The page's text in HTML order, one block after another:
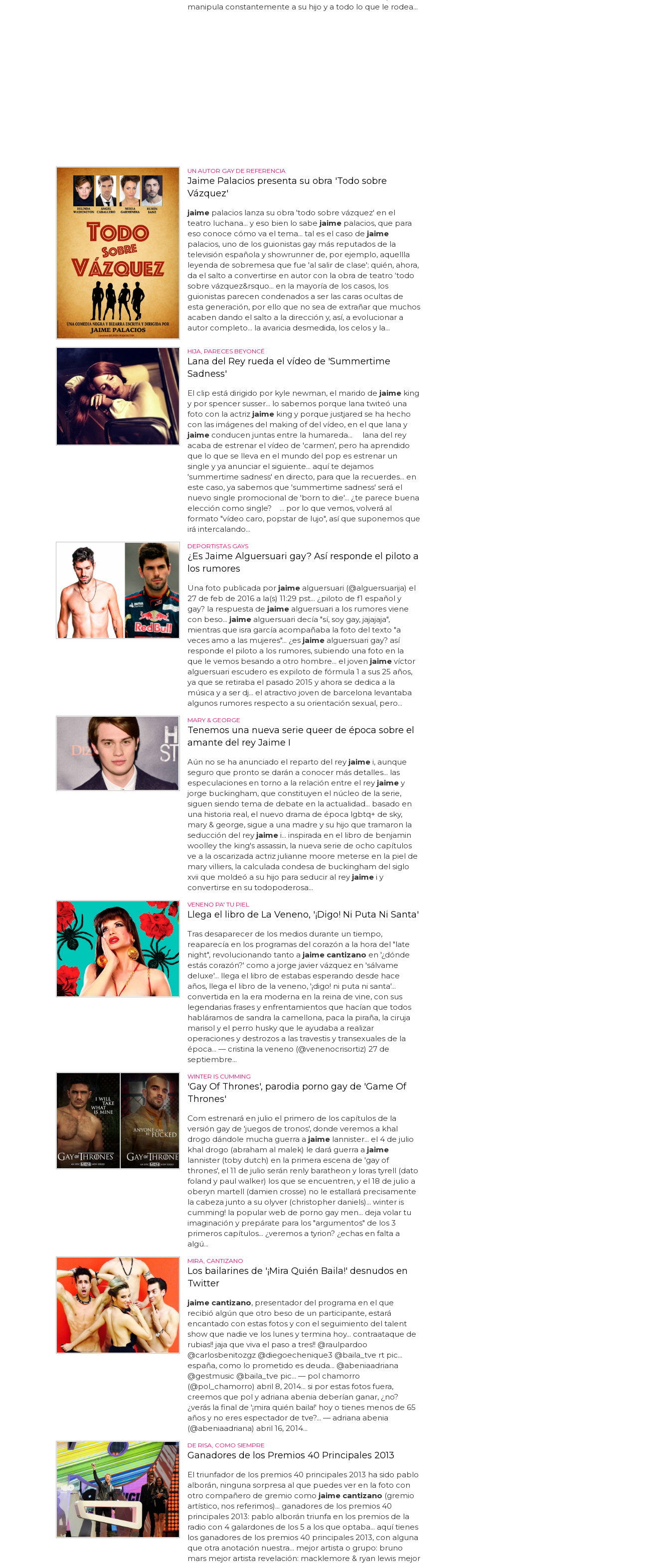
manipula constantemente a su hijo y a todo lo que le rodea...
UN AUTOR GAY DE REFERENCIA
Jaime Palacios presenta su obra 'Todo sobre
Vázquez'
jaimepalacios lanza su obra 'todo sobre vázquez' en el
teatro luchana... y eso bien lo sabe jaimepalacios, que para
eso conoce cómo va el tema... tal es el caso de jaime
palacios, uno de los guionistas gay más reputados de la
televisión española y showrunner de, por ejemplo, aquellla
leyenda de sobremesa que fue 'al salir de clase'; quién, ahora,
da el salto a convertirse en autor con la obra de teatro ‘todo
sobre vázquez&rsquo... en la mayoría de los casos, los
guionistas parecen condenados a ser las caras ocultas de
esta generación, por ello que no sea de extrañar que muchos
acaben dando el salto a la dirección y, así, a evolucionar a
autor completo... la avaricia desmedida, los celos y la...
HIJA, PARECES BEYONCÉ
Lana del Rey rueda el vídeo de 'Summertime
Sadness'
El clip está dirigido por kyle newman, el marido de jaimeking
y por spencer susser... lo sabemos porque lana twiteó una
foto con la actriz jaimeking y porque justjared se ha hecho
con las imágenes del making of del vídeo, en el que lana y
jaimeconducen juntas entre la humareda... lana del rey
acaba de estrenar el vídeo de 'carmen', pero ha aprendido
que lo que se lleva en el mundo del pop es estrenar un
single y ya anunciar el siguiente... aquí te dejamos
'summertime sadness' en directo, para que la recuerdes... en
este caso, ya sabemos que 'summertime sadness' será el
nuevo single promocional de 'born to die'... ¿te parece buena
elección como single? ... por lo que vemos, volverá al
formato "vídeo caro, popstar de lujo", así que suponemos que
irá intercalando...
DEPORTISTAS GAYS
¿Es Jaime Alguersuari gay? Así responde el piloto a
los rumores
Una foto publicada por jaimealguersuari (@alguersuarija) el
27 de feb de 2016 a la(s) 11:29 pst... ¿piloto de f1 español y
gay? la respuesta de jaimealguersuari a los rumores viene
con beso... jaimealguersuari decía "sí, soy gay, jajajaja",
mientras que isra garcía acompañaba la foto del texto "a
veces amo a las mujeres"... ¿es jaimealguersuari gay? así
responde el piloto a los rumores, subiendo una foto en la
que le vemos besando a otro hombre... el joven jaimevíctor
alguersuari escudero es expiloto de fórmula 1 a sus 25 años,
ya que se retiraba el pasado 2015 y ahora se dedica a la
música y a ser dj... el atractivo joven de barcelona levantaba
algunos rumores respecto a su orientación sexual, pero...
MARY & GEORGE
Tenemos una nueva serie queer de época sobre el
amante del rey Jaime I
Aún no se ha anunciado el reparto del rey jaimei, aunque
seguro que pronto se darán a conocer más detalles... las
especulaciones en torno a la relación entre el rey jaimey
jorge buckingham, que constituyen el núcleo de la serie,
siguen siendo tema de debate en la actualidad... basado en
una historia real, el nuevo drama de época lgbtq+ de sky,
mary & george, sigue a una madre y su hijo que tramaron la
seducción del rey jaimei... inspirada en el libro de benjamin
woolley the king's assassin, la nueva serie de ocho capítulos
ve a la oscarizada actriz julianne moore meterse en la piel de
mary villiers, la calculada condesa de buckingham del siglo
xvii que moldeó a su hijo para seducir al rey jaimei y
convertirse en su todopoderosa...
VENENO PA' TU PIEL
Llega el libro de La Veneno, '¡Digo! Ni Puta Ni Santa'
Tras desaparecer de los medios durante un tiempo,
reaparecía en los programas del corazón a la hora del "late
night", revolucionando tanto a jaime cantizano en '¿dónde
estás corazón?' como a jorge javier vázquez en 'sálvame
deluxe'... llega el libro de estabas esperando desde hace
años, llega el libro de la veneno, '¡digo! ni puta ni santa'...
convertida en la era moderna en la reina de vine, con sus
legendarias frases y enfrentamientos que hacían que todos
habláramos de sandra la camellona, paca la piraña, la ciruja
marisol y el perro husky que le ayudaba a realizar
operaciones y destrozos a las travestis y transexuales de la
época... — cristina la veneno (@venenocrisortiz) 27 de
septiembre...
WINTER IS CUMMING
'Gay Of Thrones', parodia porno gay de 'Game Of
Thrones'
Com estrenará en julio el primero de los capítulos de la
versión gay de 'juegos de tronos', donde veremos a khal
drogo dándole mucha guerra a jaimelannister... el 4 de julio
khal drogo (abraham al malek) le dará guerra a jaime
lannister (toby dutch) en la primera escena de 'gay of
thrones', el 11 de julio serán renly baratheon y loras tyrell (dato
foland y paul walker) los que se encuentren, y el 18 de julio a
oberyn martell (damien crosse) no le estallará precisamente
la cabeza junto a su olyver (christopher daniels)... winter is
cumming! la popular web de porno gay men... deja volar tu
imaginación y prepárate para los "argumentos" de los 3
primeros capítulos... ¿veremos a tyrion? ¿echas en falta a
algú...
MIRA, CANTIZANO
Los bailarines de '¡Mira Quién Baila!' desnudos en
Twitter
jaime cantizano, presentador del programa en el que
recibió algún que otro beso de un participante, estará
encantado con estas fotos y con el seguimiento del talent
show que nadie ve los lunes y termina hoy... contraataque de
rubias!! jaja que viva el paso a tres!! @raulpardoo
@carlosbenitozgz @diegoechenique3 @baila_tve rt pic...
españa, como lo prometido es deuda... @abeniaadriana
@gestmusic @baila_tve pic... — pol chamorro
(@pol_chamorro) abril 8, 2014... si por estas fotos fuera,
creemos que pol y adriana abenia deberían ganar, ¿no?
¿verás la final de '¡mira quién baila!' hoy o tienes menos de 65
años y no eres espectador de tve?... — adriana abenia
(@abeniaadriana) abril 16, 2014...
DE RISA, COMO SIEMPRE
Ganadores de los Premios 40 Principales 2013
El triunfador de los premios 40 principales 2013 ha sido pablo
alborán, ninguna sorpresa al que puedes ver en la foto con
otro compañero de gremio como jaime cantizano (gremio
artístico, nos referimos)... ganadores de los premios 40
principales 2013: pablo alborán triunfa en los premios de la
radio con 4 galardones de los 5 a los que optaba... aquí tienes
los ganadores de los premios 40 principales 2013, con alguna
que otra anotación nuestra... mejor artista o grupo: bruno
mars mejor artista revelación: macklemore & ryan lewis mejor